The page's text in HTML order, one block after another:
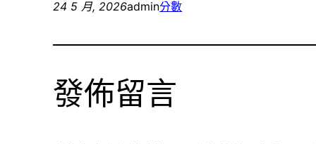
24 5 月, 2026admin分數
發佈留言